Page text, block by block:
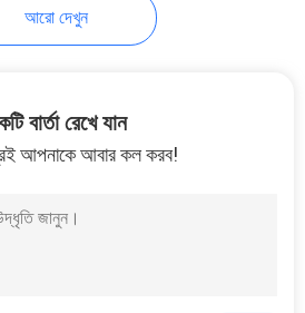
আরো দেখুন
বার্তা রেখে যান
আপনাকে আবার কল করব!